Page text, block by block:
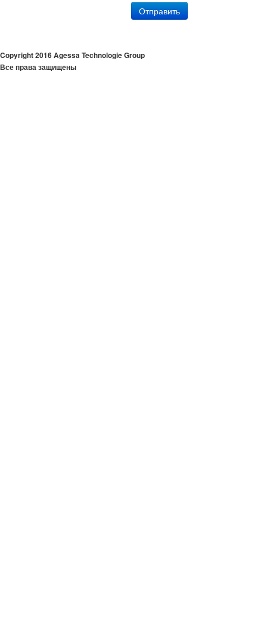
Отправить
Copyright 2016 Agessa Technologie Group
Все права защищены